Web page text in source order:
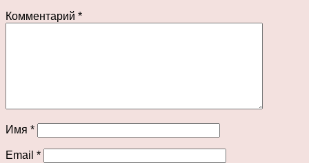
Комментарий *
Имя *
Email *